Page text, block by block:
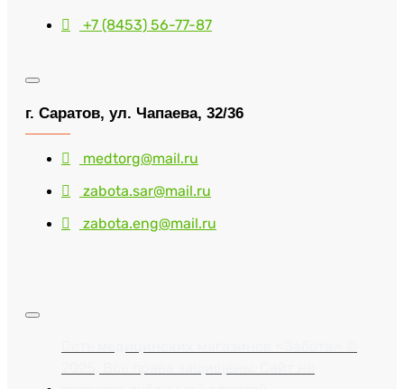
+7 (8453) 56-77-87
г. Саратов, ул. Чапаева, 32/36
medtorg@mail.ru
zabota.sar@mail.ru
zabota.eng@mail.ru